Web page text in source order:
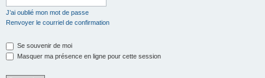
J’ai oublié mon mot de passe
Renvoyer le courriel de confirmation
Se souvenir de moi
Masquer ma présence en ligne pour cette session